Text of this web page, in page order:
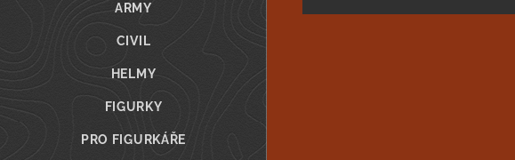
ARMY
CIVIL
HELMY
FIGURKY
PRO FIGURKÁŘE